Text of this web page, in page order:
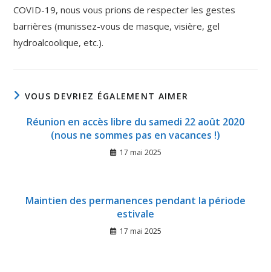
COVID-19, nous vous prions de respecter les gestes
barrières (munissez-vous de masque, visière, gel
hydroalcoolique, etc.).
VOUS DEVRIEZ ÉGALEMENT AIMER
Réunion en accès libre du samedi 22 août 2020
(nous ne sommes pas en vacances !)
17 mai 2025
Maintien des permanences pendant la période
estivale
17 mai 2025